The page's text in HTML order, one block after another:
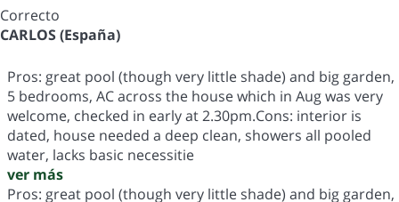
Correcto
CARLOS (España)
Pros: great pool (though very little shade) and big garden,
5 bedrooms, AC across the house which in Aug was very
welcome, checked in early at 2.30pm.Cons: interior is
dated, house needed a deep clean, showers all pooled
water, lacks basic necessitie
ver más
Pros: great pool (though very little shade) and big garden,